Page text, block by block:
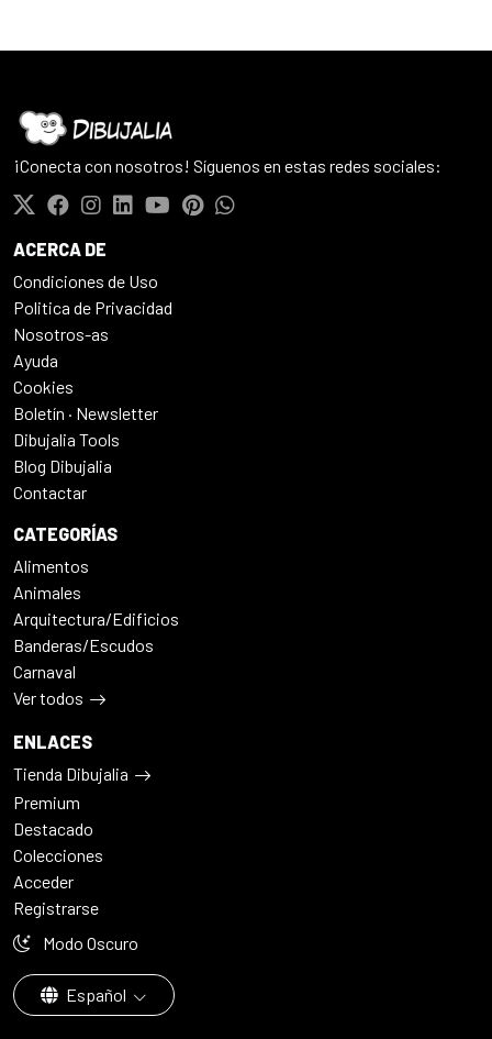
¡Conecta con nosotros! Síguenos en estas redes sociales:
ACERCA DE
Condiciones de Uso
Politica de Privacidad
Nosotros-as
Ayuda
Cookies
Boletín · Newsletter
Dibujalia Tools
Blog Dibujalia
Contactar
CATEGORÍAS
Alimentos
Animales
Arquitectura/Edificios
Banderas/Escudos
Carnaval
Ver todos
ENLACES
Tienda Dibujalia
Premium
Destacado
Colecciones
Acceder
Registrarse
Modo Oscuro
Español